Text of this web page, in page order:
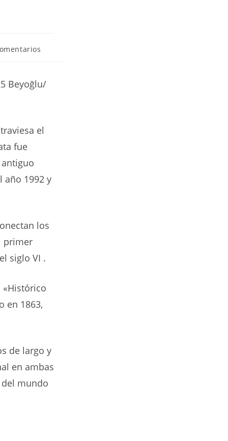
Beyoğlu/
el
fue
año 1992 y
los
primer
siglo VI .
en 1863,
de largo y
en ambas
mundo